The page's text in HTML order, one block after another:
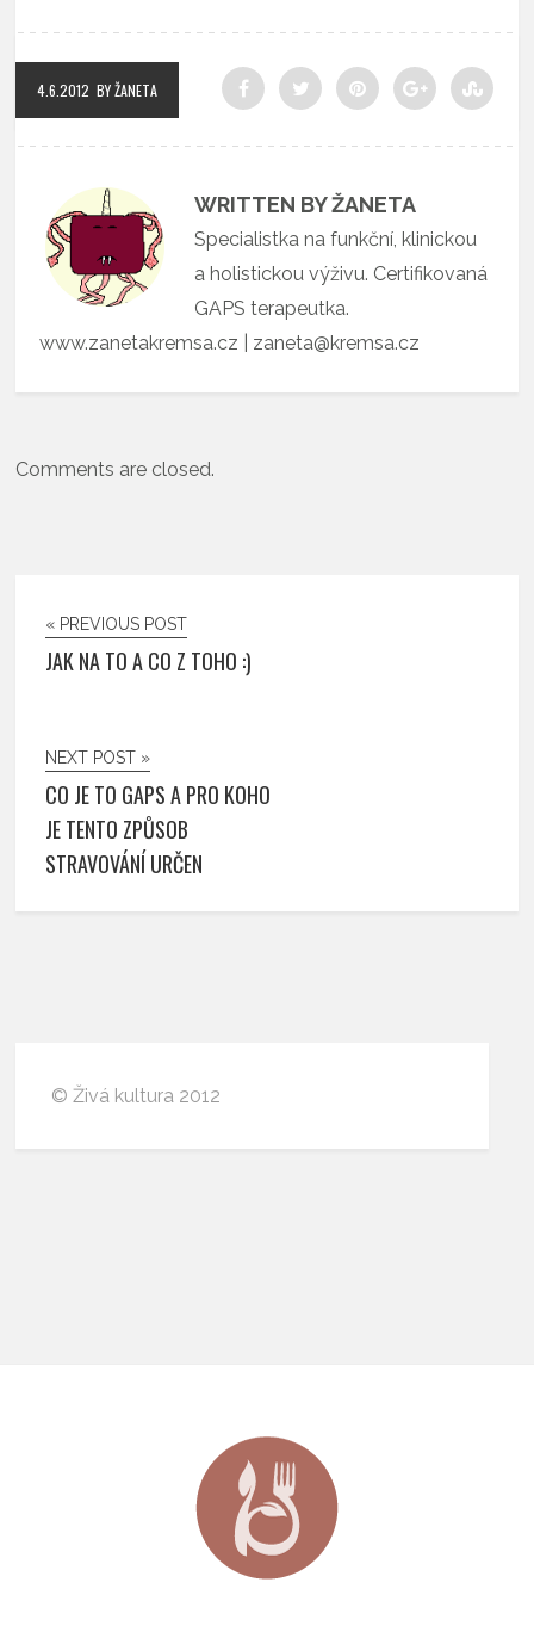
4.6.2012 BY ŽANETA
WRITTEN BY ŽANETA
Specialistka na funkční, klinickou
a holistickou výživu. Certifikovaná
GAPS terapeutka.
www.zanetakremsa.cz | zaneta@kremsa.cz
Comments are closed.
« PREVIOUS POST
JAK NA TO A CO Z TOHO :)
NEXT POST »
CO JE TO GAPS A PRO KOHO
JE TENTO ZPŮSOB
STRAVOVÁNÍ URČEN
© Živá kultura 2012